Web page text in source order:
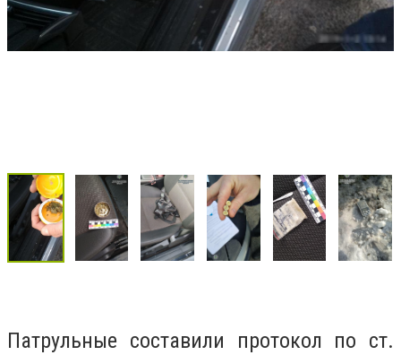
Патрульные составили протокол по ст.